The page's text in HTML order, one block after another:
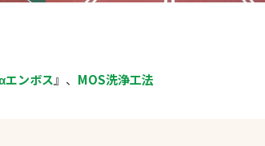
エンボス』、 MOS洗浄工法